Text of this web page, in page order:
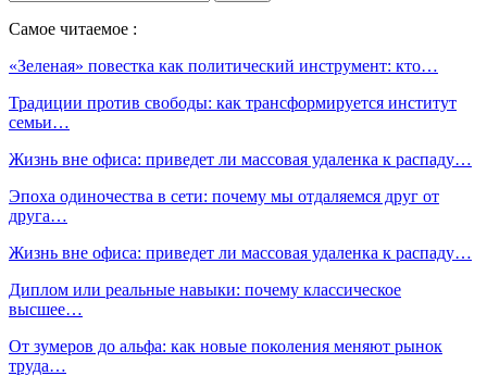
Самое читаемое :
«Зеленая» повестка как политический инструмент: кто…
Традиции против свободы: как трансформируется институт
семьи…
Жизнь вне офиса: приведет ли массовая удаленка к распаду…
Эпоха одиночества в сети: почему мы отдаляемся друг от
друга…
Жизнь вне офиса: приведет ли массовая удаленка к распаду…
Диплом или реальные навыки: почему классическое
высшее…
От зумеров до альфа: как новые поколения меняют рынок
труда…